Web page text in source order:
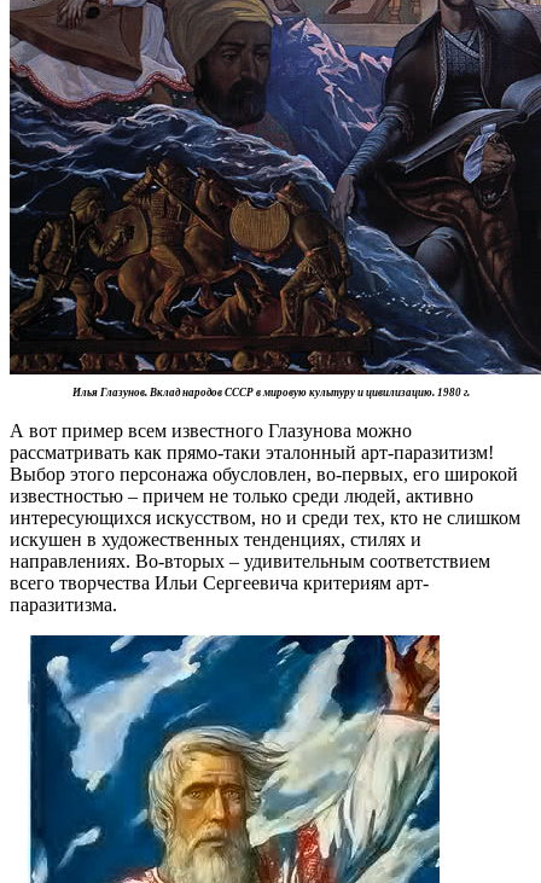
Илья Глазунов. Вклад народов СССР в мировую культуру и цивилизацию. 1980 г.
А вот пример всем известного Глазунова можно
рассматривать как прямо-таки эталонный арт-паразитизм!
Выбор этого персонажа обусловлен, во-первых, его широкой
известностью – причем не только среди людей, активно
интересующихся искусством, но и среди тех, кто не слишком
искушен в художественных тенденциях, стилях и
направлениях. Во-вторых – удивительным соответствием
всего творчества Ильи Сергеевича критериям арт-
паразитизма.